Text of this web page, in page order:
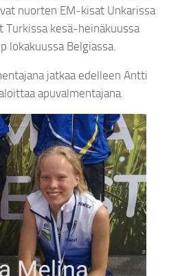
nuorten EM-kisat Unkarissa
kesä-heinäkuussa
lokakuussa Belgiassa.
jatkaa edelleen Antti
apuvalmentajana.